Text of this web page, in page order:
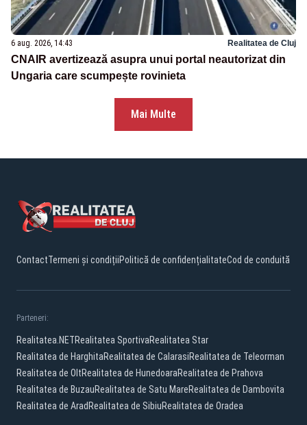
6 aug. 2026, 14:43 Realitatea de Cluj
CNAIR avertizează asupra unui portal neautorizat din
Ungaria care scumpește rovinieta
Mai Multe
ContactTermeni și condițiiPolitică de confidențialitateCod de conduită
Parteneri:
Realitatea.NETRealitatea SportivaRealitatea Star
Realitatea de HarghitaRealitatea de CalarasiRealitatea de Teleorman
Realitatea de OltRealitatea de HunedoaraRealitatea de Prahova
Realitatea de BuzauRealitatea de Satu MareRealitatea de Dambovita
Realitatea de Arad Realitatea de SibiuRealitatea de Oradea